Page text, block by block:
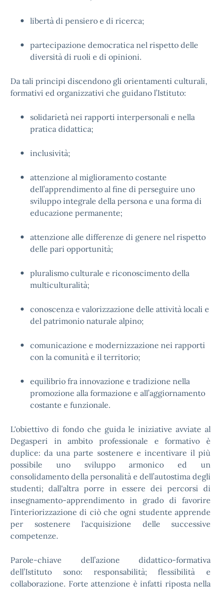
libertà di pensiero e di ricerca;
partecipazione democratica nel rispetto delle
diversità di ruoli e di opinioni.
Da tali principi discendono gli orientamenti culturali,
formativi ed organizzativi che guidano l’Istituto:
solidarietà nei rapporti interpersonali e nella
pratica didattica;
inclusività;
attenzione al miglioramento costante
dell’apprendimento al fine di perseguire uno
sviluppo integrale della persona e una forma di
educazione permanente;
attenzione alle differenze di genere nel rispetto
delle pari opportunità;
pluralismo culturale e riconoscimento della
multiculturalità;
conoscenza e valorizzazione delle attività locali e
del patrimonio naturale alpino;
comunicazione e modernizzazione nei rapporti
con la comunità e il territorio;
equilibrio fra innovazione e tradizione nella
promozione alla formazione e all’aggiornamento
costante e funzionale.
L'obiettivo di fondo che guida le iniziative avviate al
Degasperi in ambito professionale e formativo è
duplice: da una parte sostenere e incentivare il più
possibile uno sviluppo armonico ed un
consolidamento della personalità e dell’autostima degli
studenti; dall'altra porre in essere dei percorsi di
insegnamento-apprendimento in grado di favorire
l'interiorizzazione di ciò che ogni studente apprende
per sostenere l'acquisizione delle successive
competenze.
Parole-chiave dell’azione didattico-formativa
dell’Istituto sono: responsabilità; flessibilità e
collaborazione. Forte attenzione è infatti riposta nella